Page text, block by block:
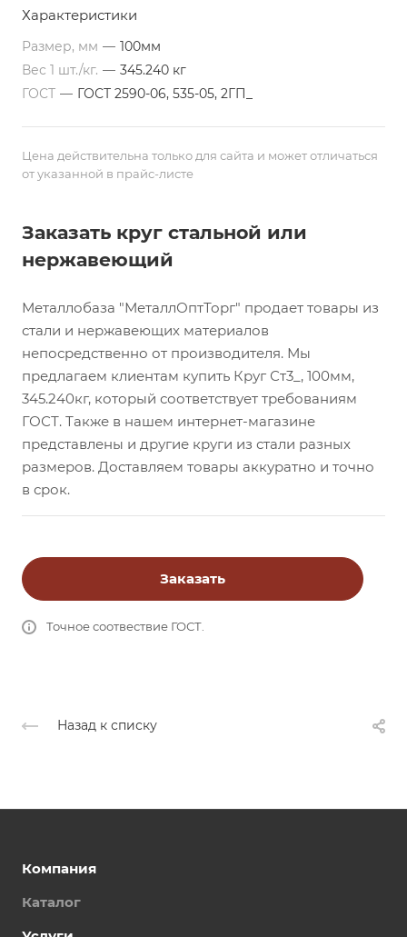
Характеристики
Размер, мм — 100мм
Вес 1 шт./кг. — 345.240 кг
ГОСТ — ГОСТ 2590-06, 535-05, 2ГП_
Цена действительна только для сайта и может отличаться
от указанной в прайс-листе
Заказать круг стальной или
нержавеющий
Металлобаза "МеталлОптТорг" продает товары из
стали и нержавеющих материалов
непосредственно от производителя. Мы
предлагаем клиентам купить Круг Ст3_, 100мм,
345.240кг, который соответствует требованиям
ГОСТ. Также в нашем интернет-магазине
представлены и другие круги из стали разных
размеров. Доставляем товары аккуратно и точно
в срок.
Заказать
Точное соотвествие ГОСТ.
Назад к списку
Компания
Каталог